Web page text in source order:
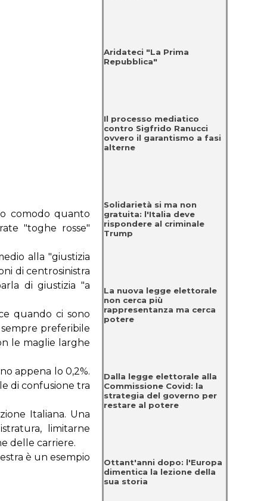
comodo quanto
"toghe rosse"
alla "giustizia
di centrosinistra
di giustizia "a
quando ci sono
preferibile
le maglie larghe
appena lo 0,2%.
di confusione tra
Italiana. Una
limitarne
delle carriere.
è un esempio
Aridateci "La Prima
Repubblica"
Il processo mediatico
contro Sigfrido Ranucci
ovvero il garantismo a fasi
alterne
Solidarietà si ma non
gratuita: l'Italia deve
rispondere al criminale
Trump
La nuova legge elettorale
non cerca più
rappresentanza ma cerca
potere
Dalla legge elettorale alla
Commissione Covid: la
strategia del governo per
restare al potere
Ottant'anni dopo: l'Europa
dimentica la lezione della
sua storia